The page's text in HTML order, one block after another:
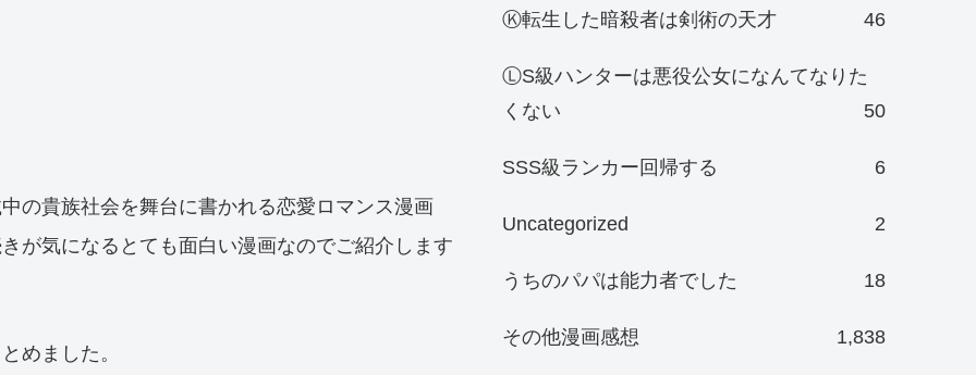
の貴族社会を舞台に書かれる恋愛ロマンス漫画
が気になるとても面白い漫画なのでご紹介します
めました。
Ⓚ転生した暗殺者は剣術の天才 46
ⓁS級ハンターは悪役公女になんてなりた
くない
50
SSS級ランカー回帰する 6
Uncategorized 2
うちのパパは能力者でした 18
その他漫画感想 1,838